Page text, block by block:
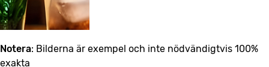
Notera: Bilderna är exempel och inte nödvändigtvis 100%
exakta